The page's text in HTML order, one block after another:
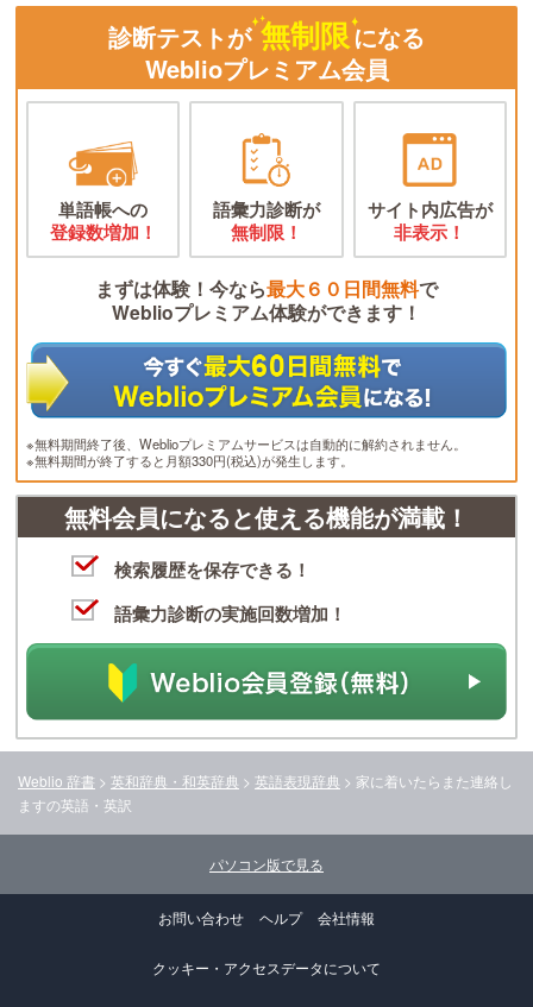
診断テストが 無制限になる
Weblioプレミアム会員
単語帳への
登録数増加！
語彙力診断が
無制限！
サイト内広告が
非表示！
まずは体験！今なら最大６０日間無料で
Weblioプレミアム体験ができます！
※無料期間終了後、Weblioプレミアムサービスは自動的に解約されません。
※無料期間が終了すると月額330円(税込)が発生します。
無料会員になると使える機能が満載！
検索履歴を保存できる！
語彙力診断の実施回数増加！
Weblio 辞書 > 英和辞典・和英辞典 > 英語表現辞典 > 家に着いたらまた連絡し
ますの英語・英訳
パソコン版で見る
お問い合わせ ヘルプ 会社情報
クッキー・アクセスデータについて